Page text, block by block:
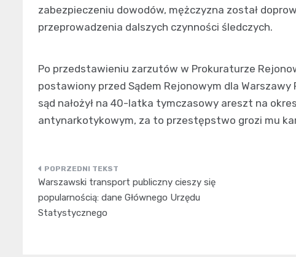
zabezpieczeniu dowodów, mężczyzna został
przeprowadzenia dalszych czynności śledczych.
Po przedstawieniu zarzutów w Prokuraturze
postawiony przed Sądem Rejonowym dla Warszawy
sąd nałożył na 40-latka tymczasowy areszt na
antynarkotykowym, za to przestępstwo grozi mu
Nawigacja
wpisu
Warszawski transport publiczny cieszy się
popularnością: dane Głównego Urzędu
Statystycznego